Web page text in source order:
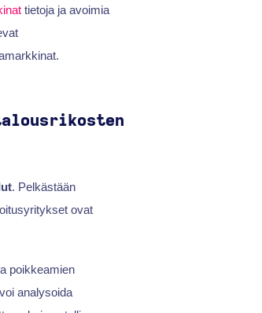
tietoja ja avoimia
. Pelkästään
ovat
poikkeamien
analysoida